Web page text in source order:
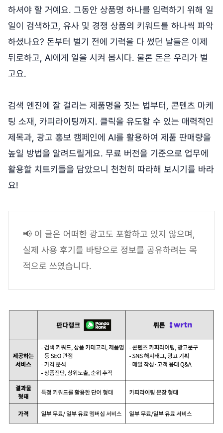
하셔야 할 거예요. 그동안 상품명 하나를 입력하기 위해 일
일이 검색하고, 유사 및 경쟁 상품의 키워드를 하나씩 파악
하셨나요? 돈부터 벌기 전에 기력을 다 썼던 날들은 이제
뒤로하고, AI에게 일을 시켜 봅시다. 물론 돈은 우리가 벌
고요.
검색 엔진에 잘 걸리는 제품명을 짓는 법부터, 콘텐츠 마케
팅 소재, 카피라이팅까지. 클릭을 유도할 수 있는 매력적인
제목과, 광고 홍보 캠페인에 AI를 활용하여 제품 판매량을
높일 방법을 알려드릴게요. 무료 버전을 기준으로 업무에
활용할 치트키들을 담았으니 천천히 따라해 보시기를 바라
요!
📢 이 글은 어떠한 광고도 포함하고 있지 않으며,
실제 사용 후기를 바탕으로 정보를 공유하려는 목
적으로 쓰였습니다.